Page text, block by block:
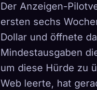
Der Anzeigen-
ersten sechs
Dollar und öffnete
Mindestausgaben
um diese Hürde zu
Web leerte, hat
🧬Xeno Database
Gesammelt: / 444